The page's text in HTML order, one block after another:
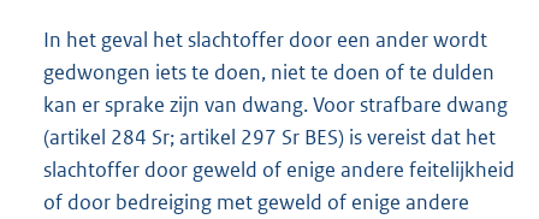
In het geval het slachtoffer door een ander wordt
gedwongen iets te doen, niet te doen of te dulden
kan er sprake zijn van dwang. Voor strafbare dwang
(artikel 284 Sr; artikel 297 Sr BES) is vereist dat het
slachtoffer door geweld of enige andere feitelijkheid
of door bedreiging met geweld of enige andere